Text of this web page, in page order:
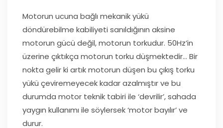
Motorun ucuna bağlı mekanik yükü
döndürebilme kabiliyeti sanıldığının aksine
motorun gücü değil, motorun torkudur. 50Hz’in
üzerine çıktıkça motorun torku düşmektedir… Bir
nokta gelir ki artık motorun düşen bu çıkış torku
yükü çeviremeyecek kadar azalmıştır ve bu
durumda motor teknik tabiri ile ‘devrilir’, sahada
yaygın kullanımı ile söylersek ‘motor bayılır’ ve
durur.